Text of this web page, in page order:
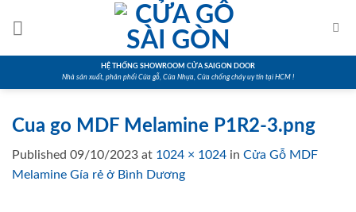
HỆ THỐNG SHOWROOM CỬA SAIGON DOOR
Nhà sản xuất, phân phối Cửa gỗ, Cửa Nhựa, Cửa chống cháy uy tín tại HCM !
Cua go MDF Melamine P1R2-3.png
Published 09/10/2023 at 1024 × 1024 in Cửa Gỗ MDF
Melamine Gía rẻ ở Bình Dương